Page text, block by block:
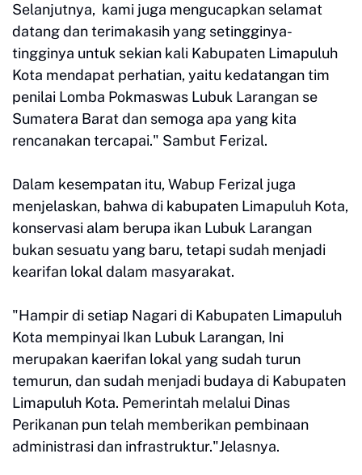
Selanjutnya, kami juga mengucapkan selamat
datang dan terimakasih yang setingginya-
tingginya untuk sekian kali Kabupaten Limapuluh
Kota mendapat perhatian, yaitu kedatangan tim
penilai Lomba Pokmaswas Lubuk Larangan se
Sumatera Barat dan semoga apa yang kita
rencanakan tercapai." Sambut Ferizal.
Dalam kesempatan itu, Wabup Ferizal juga
menjelaskan, bahwa di kabupaten Limapuluh Kota,
konservasi alam berupa ikan Lubuk Larangan
bukan sesuatu yang baru, tetapi sudah menjadi
kearifan lokal dalam masyarakat.
"Hampir di setiap Nagari di Kabupaten Limapuluh
Kota mempinyai Ikan Lubuk Larangan, Ini
merupakan kaerifan lokal yang sudah turun
temurun, dan sudah menjadi budaya di Kabupaten
Limapuluh Kota. Pemerintah melalui Dinas
Perikanan pun telah memberikan pembinaan
administrasi dan infrastruktur."Jelasnya.